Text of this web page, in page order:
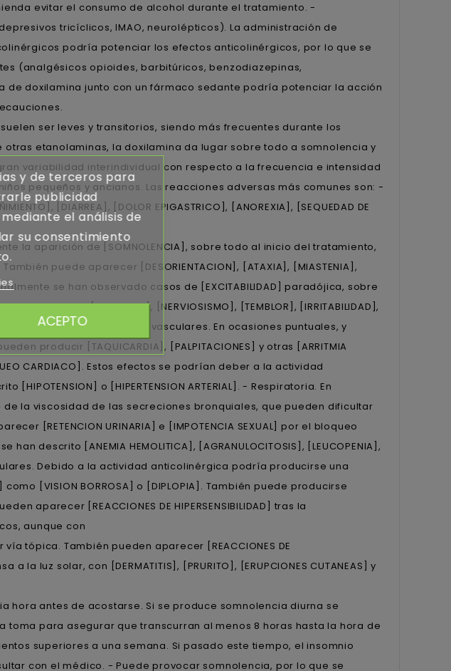
evitar el consumo de alcohol durante el tratamiento. -
tricíclicos, IMAO, neurolépticos). La administración de
podría potenciar los efectos anticolinérgicos, por lo que se
(analgésicos opioides, barbitúricos, benzodiazepinas,
de doxilamina junto con un fármaco sedante podría potenciar la acción
ser leves y transitorios, siendo más frecuentes durante los
etanolaminas, la doxilamina da lugar sobre todo a somnolencia y
variabilidad interindividual con respecto a la frecuencia e intensidad
pequeños y ancianos. Las reacciones adversas más comunes son: -
[DIARREA], [DOLOR EPIGASTRICO], [ANOREXIA], [SEQUEDAD DE
la aparición de [SOMNOLENCIA], sobre todo al inicio del tratamiento,
puede aparecer [DESORIENTACION], [ATAXIA], [MIASTENIA],
se han observado casos de [EXCITABILIDAD] paradójica, sobre
cursa con [INSOMNIO], [NERVIOSISMO], [TEMBLOR], [IRRITABILIDAD],
[CONVULSIONES]. - Cardiovasculares. En ocasiones puntuales, y
producir [TAQUICARDIA], [PALPITACIONES] y otras [ARRITMIA
CARDIACO]. Estos efectos se podrían deber a la actividad
o [HIPERTENSION ARTERIAL]. - Respiratoria. En
la viscosidad de las secreciones bronquiales, que pueden dificultar
[RETENCION URINARIA] e [IMPOTENCIA SEXUAL] por el bloqueo
descrito [ANEMIA HEMOLITICA], [AGRANULOCITOSIS], [LEUCOPENIA],
Debido a la actividad anticolinérgica podría producirse una
como [VISION BORROSA] o [DIPLOPIA]. También puede producirse
aparecer [REACCIONES DE HIPERSENSIBILIDAD] tras la
aunque con
tópica. También pueden aparecer [REACCIONES DE
a la luz solar, con [DERMATITIS], [PRURITO], [ERUPCIONES CUTANEAS] y
hora antes de acostarse. Si se produce somnolencia diurna se
para asegurar que transcurran al menos 8 horas hasta la hora de
superiores a una semana. Si pasado este tiempo, el insomnio
con el médico. - Puede provocar somnolencia, por lo que se
y de terceros para
publicidad
el análisis de
su consentimiento
ACEPTO